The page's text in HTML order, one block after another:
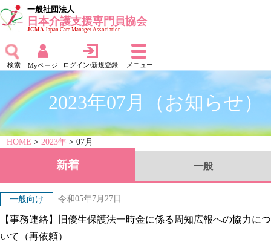
一般社団法人
日本介護支援専門員協会
JCMAJapan Care Manager Association
検索 Myページ ログイン/新規登録 メニュー
2023年07月（お知らせ）
HOME >2023年 > 07月
新着 一般
一般向け 令和05年7月27日
【事務連絡】旧優生保護法一時金に係る周知広報への協力につ
いて（再依頼）